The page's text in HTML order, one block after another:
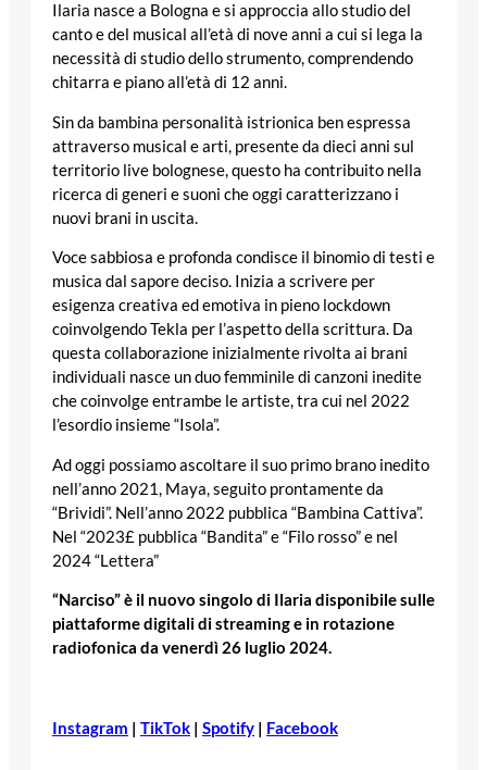
Ilaria nasce a Bologna e si approccia allo studio del
canto e del musical all’età di nove anni a cui si lega la
necessità di studio dello strumento, comprendendo
chitarra e piano all’età di 12 anni.
Sin da bambina personalità istrionica ben espressa
attraverso musical e arti, presente da dieci anni sul
territorio live bolognese, questo ha contribuito nella
ricerca di generi e suoni che oggi caratterizzano i
nuovi brani in uscita.
Voce sabbiosa e profonda condisce il binomio di testi e
musica dal sapore deciso. Inizia a scrivere per
esigenza creativa ed emotiva in pieno lockdown
coinvolgendo Tekla per l’aspetto della scrittura. Da
questa collaborazione inizialmente rivolta ai brani
individuali nasce un duo femminile di canzoni inedite
che coinvolge entrambe le artiste, tra cui nel 2022
l’esordio insieme “Isola”.
Ad oggi possiamo ascoltare il suo primo brano inedito
nell’anno 2021, Maya, seguito prontamente da
“Brividi”. Nell’anno 2022 pubblica “Bambina Cattiva”.
Nel “2023£ pubblica “Bandita” e “Filo rosso” e nel
2024 “Lettera”
“Narciso” è il nuovo singolo di Ilaria disponibile sulle
piattaforme digitali di streaming e in rotazione
radiofonica da venerdì 26 luglio 2024.
Instagram | TikTok | Spotify | Facebook